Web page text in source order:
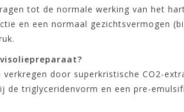
tot de normale werking van het
en een normaal gezichtsvermogen
door superkristische CO2-
de triglyceridenvorm en een pre-